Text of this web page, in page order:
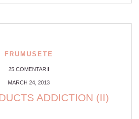
FRUMUSETE
25 COMENTARII
MARCH 24, 2013
ADDICTION (II)